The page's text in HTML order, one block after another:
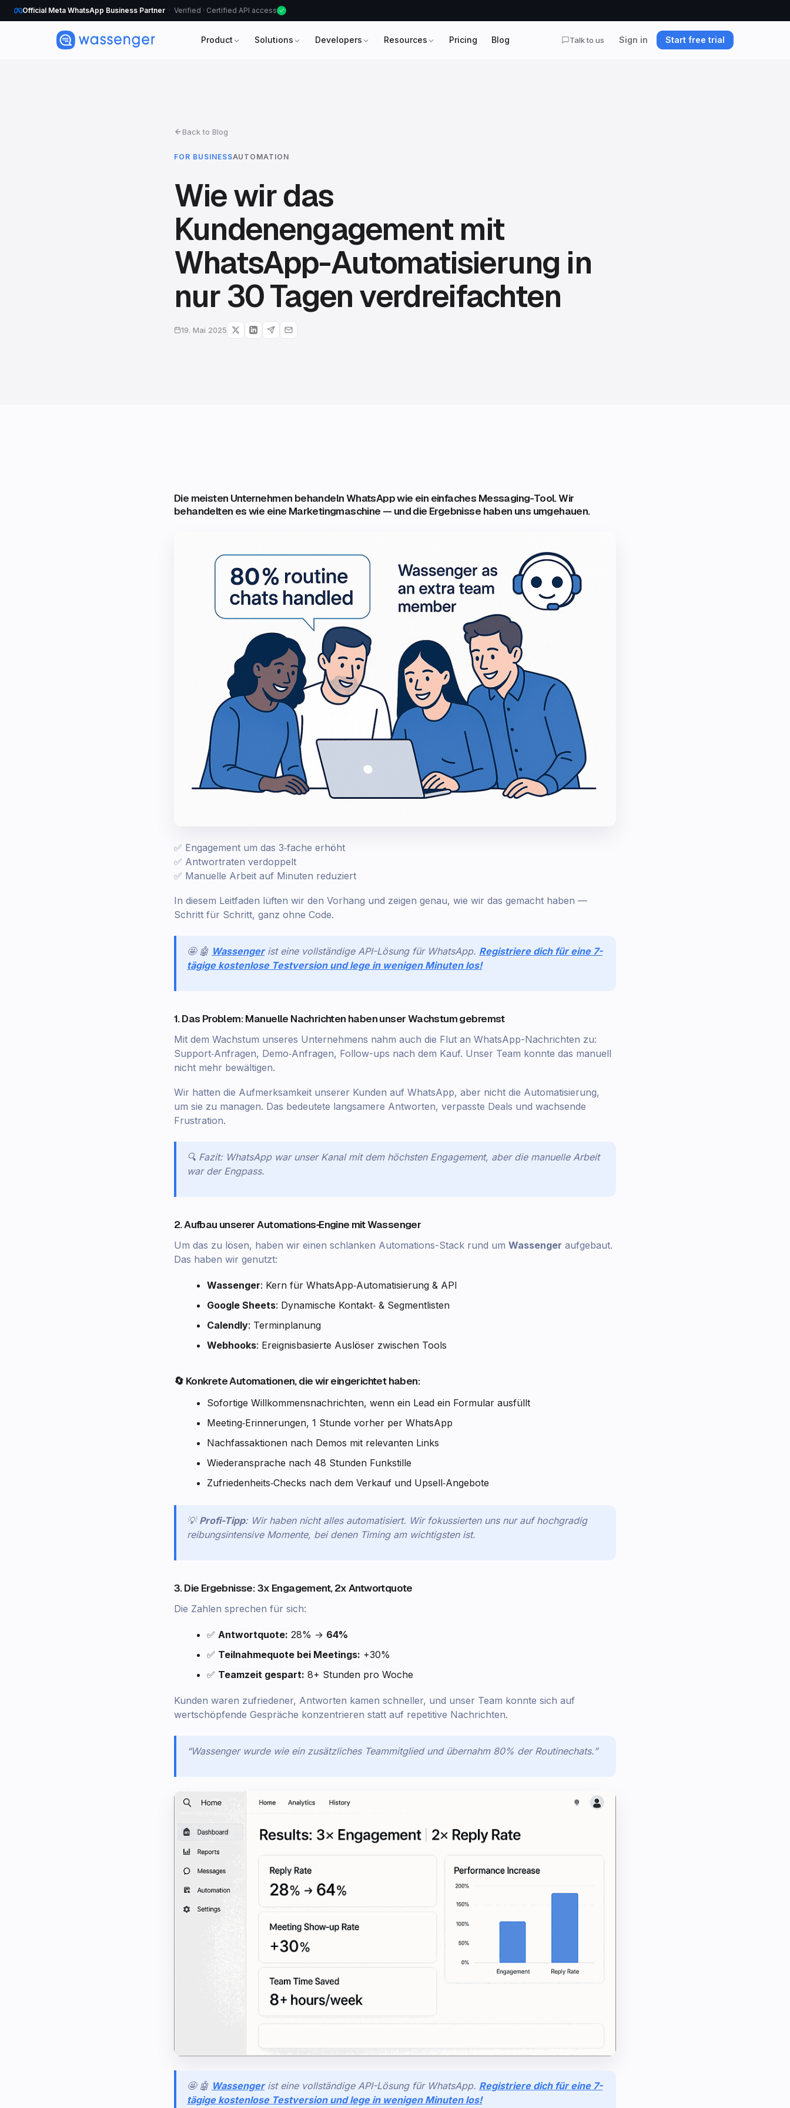
Official Meta WhatsApp Business Partner Verified · Certified API access
Product Solutions Developers Resources Pricing Blog Talk to us Sign in Start free trial
Back to Blog
FOR BUSINESSAUTOMATION
Wie wir das
Kundenengagement mit
WhatsApp-Automatisierung in
nur 30 Tagen verdreifachten
19. Mai 2025
Die meisten Unternehmen behandeln WhatsApp wie ein einfaches Messaging-Tool. Wir
behandelten es wie eine Marketingmaschine — und die Ergebnisse haben uns umgehauen.
✅ Engagement um das 3‑fache erhöht
✅ Antwortraten verdoppelt
✅ Manuelle Arbeit auf Minuten reduziert
In diesem Leitfaden lüften wir den Vorhang und zeigen genau, wie wir das gemacht haben —
Schritt für Schritt, ganz ohne Code.
🤩 🤖 Wassenger ist eine vollständige API-Lösung für WhatsApp. Registriere dich für eine 7-
tägige kostenlose Testversion und lege in wenigen Minuten los!
1. Das Problem: Manuelle Nachrichten haben unser Wachstum gebremst
Mit dem Wachstum unseres Unternehmens nahm auch die Flut an WhatsApp-Nachrichten zu:
Support‑Anfragen, Demo‑Anfragen, Follow-ups nach dem Kauf. Unser Team konnte das manuell
nicht mehr bewältigen.
Wir hatten die Aufmerksamkeit unserer Kunden auf WhatsApp, aber nicht die Automatisierung,
um sie zu managen. Das bedeutete langsamere Antworten, verpasste Deals und wachsende
Frustration.
🔍 Fazit: WhatsApp war unser Kanal mit dem höchsten Engagement, aber die manuelle Arbeit
war der Engpass.
2. Aufbau unserer Automations‑Engine mit Wassenger
Um das zu lösen, haben wir einen schlanken Automations-Stack rund um Wassenger aufgebaut.
Das haben wir genutzt:
Wassenger: Kern für WhatsApp‑Automatisierung & API
Google Sheets: Dynamische Kontakt‑ & Segmentlisten
Calendly: Terminplanung
Webhooks: Ereignisbasierte Auslöser zwischen Tools
🔄 Konkrete Automationen, die wir eingerichtet haben:
Sofortige Willkommensnachrichten, wenn ein Lead ein Formular ausfüllt
Meeting‑Erinnerungen, 1 Stunde vorher per WhatsApp
Nachfassaktionen nach Demos mit relevanten Links
Wiederansprache nach 48 Stunden Funkstille
Zufriedenheits‑Checks nach dem Verkauf und Upsell‑Angebote
💡 Profi-Tipp: Wir haben nicht alles automatisiert. Wir fokussierten uns nur auf hochgradig
reibungsintensive Momente, bei denen Timing am wichtigsten ist.
3. Die Ergebnisse: 3x Engagement, 2x Antwortquote
Die Zahlen sprechen für sich:
✅ Antwortquote: 28% → 64%
✅ Teilnahmequote bei Meetings: +30%
✅ Teamzeit gespart: 8+ Stunden pro Woche
Kunden waren zufriedener, Antworten kamen schneller, und unser Team konnte sich auf
wertschöpfende Gespräche konzentrieren statt auf repetitive Nachrichten.
“Wassenger wurde wie ein zusätzliches Teammitglied und übernahm 80% der Routinechats.”
🤩 🤖 Wassenger ist eine vollständige API-Lösung für WhatsApp. Registriere dich für eine 7-
tägige kostenlose Testversion und lege in wenigen Minuten los!